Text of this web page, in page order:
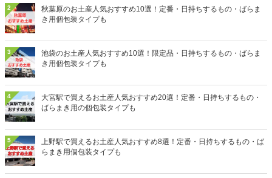
2
秋葉原のお土産人気おすすめ10選！定番・日持ちするもの・ばらま
き用個包装タイプも
3
池袋のお土産人気おすすめ10選！限定品・日持ちするもの・ばらま
き用個包装タイプも
4
大宮駅で買えるお土産人気おすすめ20選！定番・日持ちするもの・
ばらまき用の個包装タイプも
5
上野駅で買えるお土産人気おすすめ8選！定番・日持ちするもの・ば
らまき用個包装タイプも